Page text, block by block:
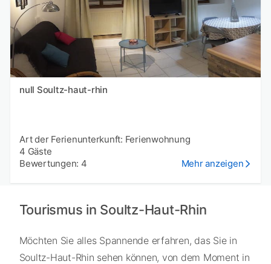
null Soultz-haut-rhin
Art der Ferienunterkunft: Ferienwohnung
4 Gäste
Bewertungen: 4
Mehr anzeigen
Tourismus in Soultz-Haut-Rhin
Möchten Sie alles Spannende erfahren, das Sie in
Soultz-Haut-Rhin sehen können, von dem Moment in